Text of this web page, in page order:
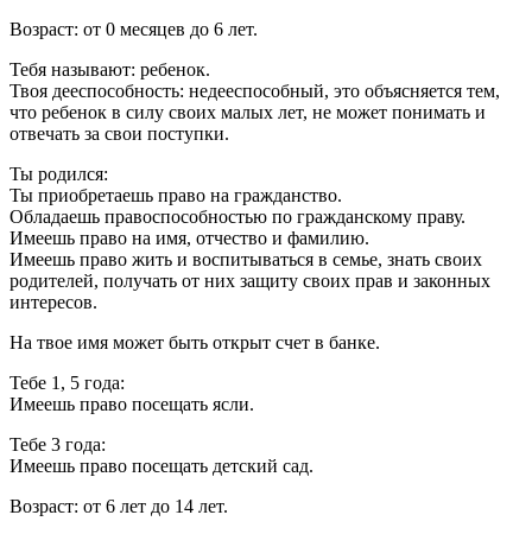
Возраст: от 0 месяцев до 6 лет.
Тебя называют: ребенок.
Твоя дееспособность: недееспособный, это объясняется тем,
что ребенок в силу своих малых лет, не может понимать и
отвечать за свои поступки.
Ты родился:
Ты приобретаешь право на гражданство.
Обладаешь правоспособностью по гражданскому праву.
Имеешь право на имя, отчество и фамилию.
Имеешь право жить и воспитываться в семье, знать своих
родителей, получать от них защиту своих прав и законных
интересов.
На твое имя может быть открыт счет в банке.
Тебе 1, 5 года:
Имеешь право посещать ясли.
Тебе 3 года:
Имеешь право посещать детский сад.
Возраст: от 6 лет до 14 лет.